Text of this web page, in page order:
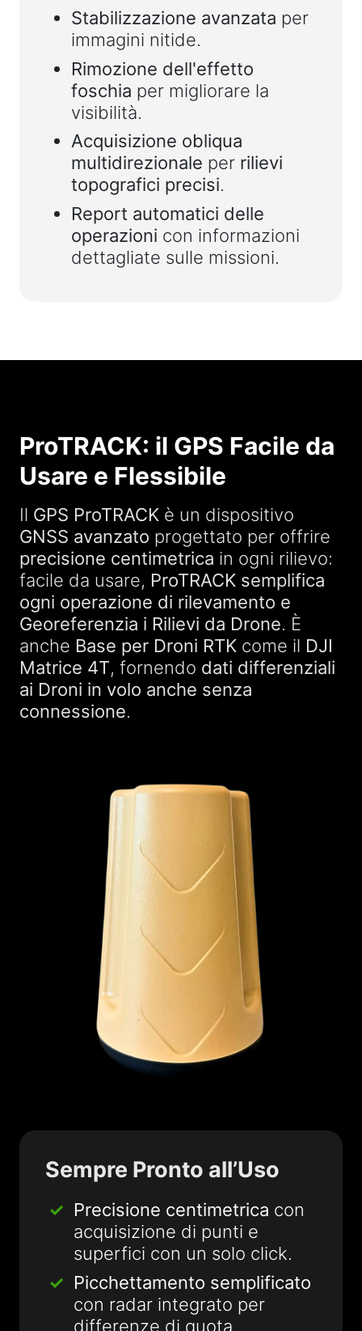
Stabilizzazione avanzata per
immagini nitide.
Rimozione dell'effetto
foschia per migliorare la
visibilità.
Acquisizione obliqua
multidirezionale per rilievi
topografici precisi.
Report automatici delle
operazioni con informazioni
dettagliate sulle missioni.
ProTRACK: il GPS Facile da
Usare e Flessibile
Il GPS ProTRACK è un dispositivo
GNSS avanzato progettato per offrire
precisione centimetrica in ogni rilievo:
facile da usare, ProTRACK semplifica
ogni operazione di rilevamento e
Georeferenzia i Rilievi da Drone. È
anche Base per Droni RTK come il DJI
Matrice 4T, fornendo dati differenziali
ai Droni in volo anche senza
connessione.
Sempre Pronto all’Uso
Precisione centimetrica con
acquisizione di punti e
superfici con un solo click.
Picchettamento semplificato
con radar integrato per
differenze di quota.